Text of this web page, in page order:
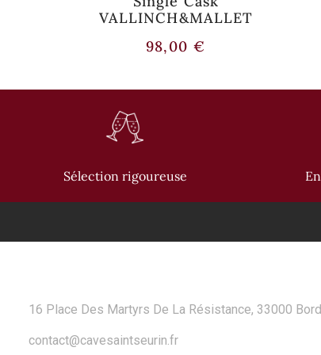
VALLINCH&MALLET
98,00 €
Sélection rigoureuse
16 Place Des Martyrs De La Résistance, 33000
contact@cavesaintseurin.fr